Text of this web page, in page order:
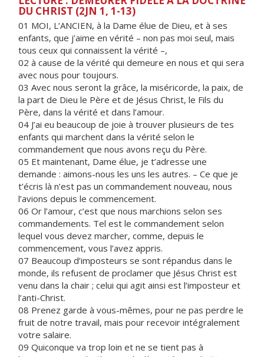
DU CHRIST (2JN 1, 1-13)
01 MOI, L’ANCIEN, à la Dame élue de Dieu, et à ses
enfants, que j’aime en vérité – non pas moi seul, mais
tous ceux qui connaissent la vérité –,
02 à cause de la vérité qui demeure en nous et qui sera
avec nous pour toujours.
03 Avec nous seront la grâce, la miséricorde, la paix, de
la part de Dieu le Père et de Jésus Christ, le Fils du
Père, dans la vérité et dans l’amour.
04 J’ai eu beaucoup de joie à trouver plusieurs de tes
enfants qui marchent dans la vérité selon le
commandement que nous avons reçu du Père.
05 Et maintenant, Dame élue, je t’adresse une
demande : aimons-nous les uns les autres. – Ce que je
t’écris là n’est pas un commandement nouveau, nous
l’avions depuis le commencement.
06 Or l’amour, c’est que nous marchions selon ses
commandements. Tel est le commandement selon
lequel vous devez marcher, comme, depuis le
commencement, vous l’avez appris.
07 Beaucoup d’imposteurs se sont répandus dans le
monde, ils refusent de proclamer que Jésus Christ est
venu dans la chair ; celui qui agit ainsi est l’imposteur et
l’anti-Christ.
08 Prenez garde à vous-mêmes, pour ne pas perdre le
fruit de notre travail, mais pour recevoir intégralement
votre salaire.
09 Quiconque va trop loin et ne se tient pas à